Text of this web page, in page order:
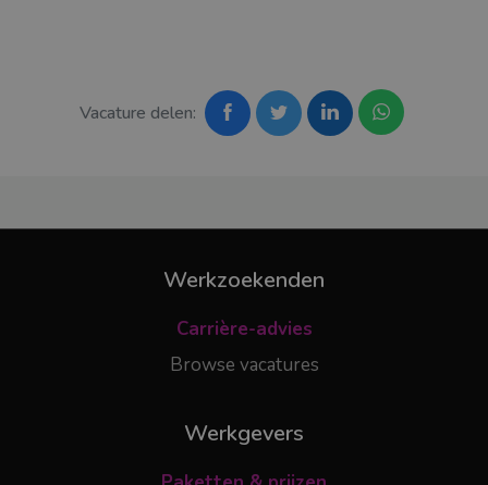
Vacature delen:
Werkzoekenden
Carrière-advies
Browse vacatures
Werkgevers